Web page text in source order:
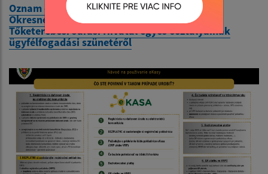
Oznam o nestránkových dňoch na odboroch
Okresného úradu Trebišov - Közlemény a
Tőketerebesi Járási Hivatal egyes osztályainak
ügyfélfogadási szünetéről